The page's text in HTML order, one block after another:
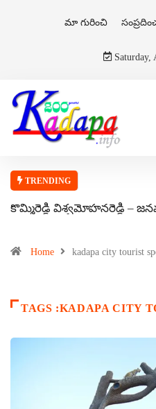
మా గురించి
Saturday,
TRENDING
కొమ్మిరెడ్డి విశ్వమోహనరెడ్డి –
Home kadapa city tourist
TAGS :KADAPA CITY